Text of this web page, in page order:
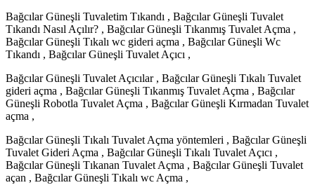
Bağcılar Güneşli Tuvaletim Tıkandı , Bağcılar Güneşli Tuvalet
Tıkandı Nasıl Açılır? , Bağcılar Güneşli Tıkanmış Tuvalet Açma ,
Bağcılar Güneşli Tıkalı wc gideri açma , Bağcılar Güneşli Wc
Tıkandı , Bağcılar Güneşli Tuvalet Açıcı ,
Bağcılar Güneşli Tuvalet Açıcılar , Bağcılar Güneşli Tıkalı Tuvalet
gideri açma , Bağcılar Güneşli Tıkanmış Tuvalet Açma , Bağcılar
Güneşli Robotla Tuvalet Açma , Bağcılar Güneşli Kırmadan Tuvalet
açma ,
Bağcılar Güneşli Tıkalı Tuvalet Açma yöntemleri , Bağcılar Güneşli
Tuvalet Gideri Açma , Bağcılar Güneşli Tıkalı Tuvalet Açıcı ,
Bağcılar Güneşli Tıkanan Tuvalet Açma , Bağcılar Güneşli Tuvalet
açan , Bağcılar Güneşli Tıkalı wc Açma ,